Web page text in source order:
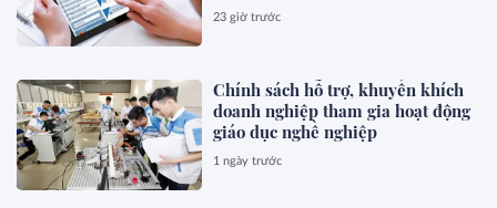
23 giờ trước
Chính sách hỗ trợ, khuyến khích
doanh nghiệp tham gia hoạt động
giáo dục nghề nghiệp
1 ngày trước